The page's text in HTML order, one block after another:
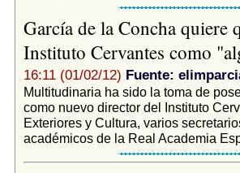
García de la Concha quiere
Instituto Cervantes como
16:11 (01/02/12) Fuente:
Multitudinaria ha sido la toma de
como nuevo director del Instituto
Exteriores y Cultura, varios
académicos de la Real Academia